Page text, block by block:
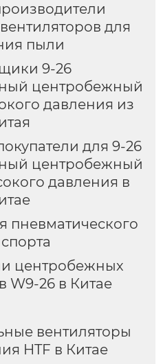
для
пыли
9-26
центробежный
давления из
для 9-26
центробежный
давления в
пневматического
центробежных
W9-26 в Китае
вентиляторы
HTF в Китае